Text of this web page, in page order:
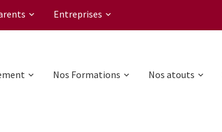
Entreprises
Nos Formations Nos atouts